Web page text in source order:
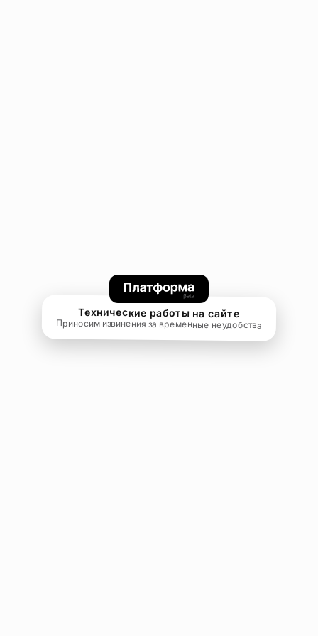
Технические работы на сайте
Приносим извинения за временные неудобства